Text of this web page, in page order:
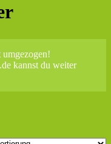
kannst du weiter